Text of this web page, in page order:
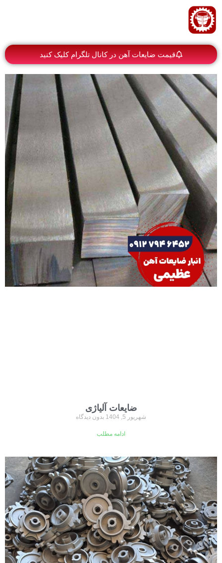
قیمت ضایعات آهن در کانال تلگرام کلیک کنید
ضایعات آلیاژی
شهریور 5, 1404 بدون دیدگاه
ادامه مطلب